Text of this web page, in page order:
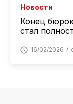
Новости
Конец
стал
16/02/2026